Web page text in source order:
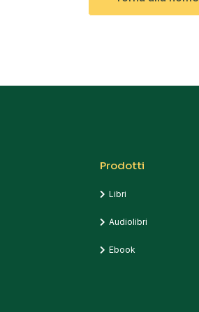
Prodotti
Libri
Audiolibri
Ebook